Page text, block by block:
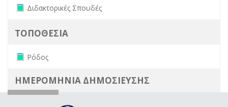
Remove Διδακτορικές Σπουδές filter
Διδακτορικές Σπουδές
ΤΟΠΟΘΕΣΙΑ
Remove Ρόδος filter
Ρόδος
ΗΜΕΡΟΜΗΝΙΑ ΔΗΜΟΣΙΕΥΣΗΣ